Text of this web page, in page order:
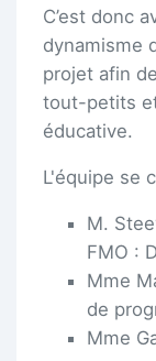
C’est donc
dynamisme
projet afin
tout-petits
éducative.
L'équipe se
M.
FMO :
Mme
de
Mme